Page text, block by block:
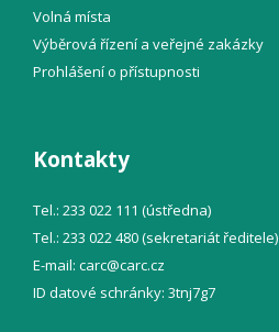
Volná místa
Výběrová řízení a veřejné zakázky
Prohlášení o přístupnosti
Kontakty
Tel.: 233 022 111 (ústředna)
Tel.: 233 022 480 (sekretariát ředitele)
E-mail: carc@carc.cz
ID datové schránky: 3tnj7g7